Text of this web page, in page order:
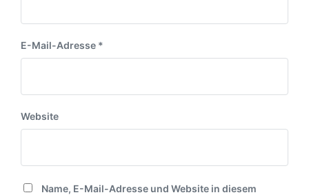
E-Mail-Adresse *
Website
Name, E-Mail-Adresse und Website in diesem